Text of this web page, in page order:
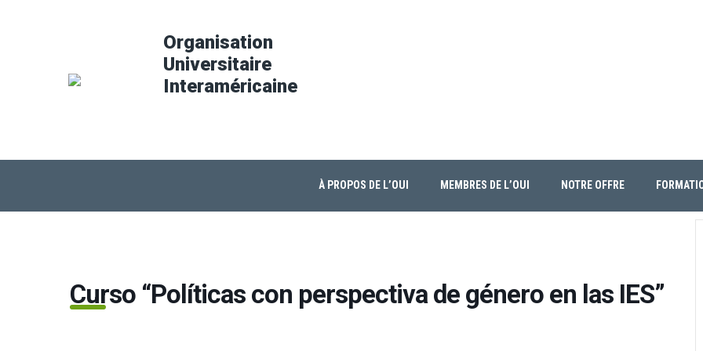
Organisation
Universitaire
Interaméricaine
À PROPOS DE L’OUI MEMBRES DE L’OUI NOTRE OFFRE
Curso “Políticas con perspectiva de género en las IES”